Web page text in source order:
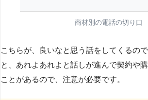
商材別の電話の切り口
こちらが、良いなと思う話をしてくるの
と、あれよあれよと話しが進んで契約や
ことがあるので、注意が必要です。